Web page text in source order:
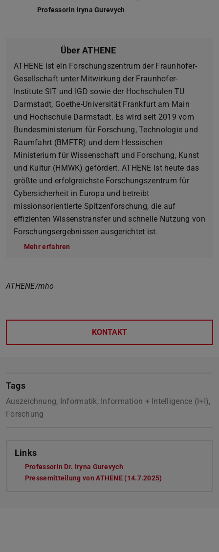
Professorin Iryna Gurevych
Über ATHENE
ATHENE ist ein Forschungszentrum der Fraunhofer-
Gesellschaft unter Mitwirkung der Fraunhofer-
Institute SIT und IGD sowie der Hochschulen TU
Darmstadt, Goethe-Universität Frankfurt am Main
und Hochschule Darmstadt. Es wird seit 2019 vom
Bundesministerium für Forschung, Technologie und
Raumfahrt (BMFTR) und dem Hessischen
Ministerium für Wissenschaft und Forschung, Kunst
und Kultur (HMWK) gefördert. ATHENE ist heute das
größte und erfolgreichste Forschungszentrum für
Cybersicherheit in Europa und betreibt
missionsorientierte Spitzenforschung, die auf
effizienten Wissenstransfer und schnelle Nutzung von
Forschungsergebnissen ausgerichtet ist.
Mehr erfahren
ATHENE/mho
KONTAKT
Tags
Auszeichnung, Informatik, Information + Intelligence (I+I),
Forschung
Links
Professorin Dr. Iryna Gurevych
Pressemitteilung von ATHENE (14.7.2025)